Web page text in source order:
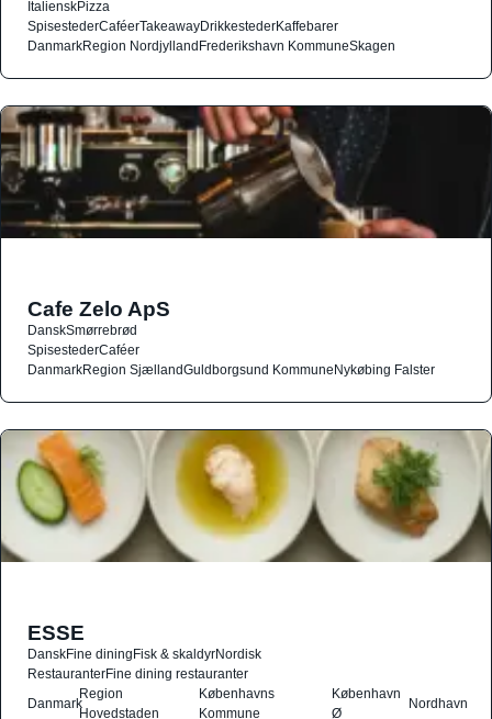
ItalienskPizza
SpisestederCaféerTakeawayDrikkestederKaffebarer
DanmarkRegion NordjyllandFrederikshavn KommuneSkagen
Cafe Zelo ApS
DanskSmørrebrød
SpisestederCaféer
DanmarkRegion SjællandGuldborgsund KommuneNykøbing Falster
ESSE
DanskFine diningFisk & skaldyrNordisk
RestauranterFine dining restauranter
Danmark
Region
Hovedstaden
Københavns
Kommune
København
Ø
Nordhavn